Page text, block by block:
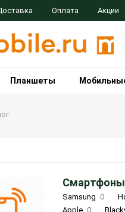
Оплата Акции
Планшеты
Samsung 0
Apple 0